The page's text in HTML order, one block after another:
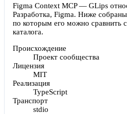
Figma Context MCP — GLips
Разработка, Figma. Ниже
по которым его можно сравнить
каталога.
Происхождение
Проект сообщества
Лицензия
MIT
Реализация
TypeScript
Транспорт
stdio